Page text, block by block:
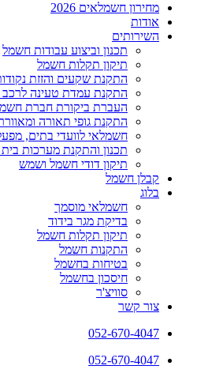
מחירון חשמלאים 2026
אודות
השירותים
תכנון וביצוע עבודות חשמל
תיקון תקלות חשמל
התקנת שקעים והזזת
התקנת עמדת טעינה
העברת ביקורת חברת
התקנת גופי תאורה
חשמלאי לוועדי בתים,
תכנון והתקנת מערכות
תיקון דודי חשמל ושמש
קבלן חשמל
בלוג
חשמלאי מוסמך
בדיקת מגר בידוד
תיקון תקלות חשמל
התקנות חשמל
בטיחות בחשמל
חיסכון בחשמל
סוויצ'ר
צור קשר
052-670-4047
052-670-4047